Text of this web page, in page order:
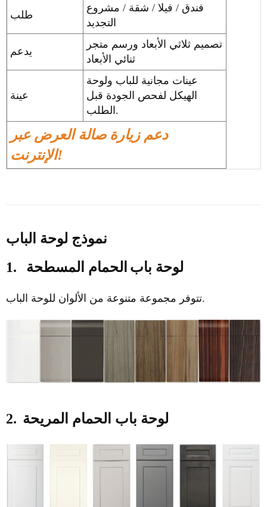
طلب
فندق / فيلا / شقة / مشروع
يدعم
تصميم ثلاثي الأبعاد ورسم متجر
ثنائي الأبعاد
عينة
عينات مجانية للباب ولوحة
الهيكل لفحص الجودة قبل
الطلب.
دعم زيارة صالة العرض عبر
الإنترنت!
نموذج لوحة الباب
1.
لوحة باب الحمام المسطحة
تتوفر مجموعة متنوعة من الألوان للوحة الباب.
2. لوحة باب الحمام المريحة